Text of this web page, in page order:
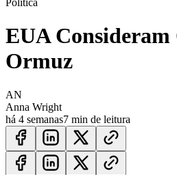
Política
EUA Consideram
Ormuz
AN
Anna Wright
há 4 semanas7 min de leitura